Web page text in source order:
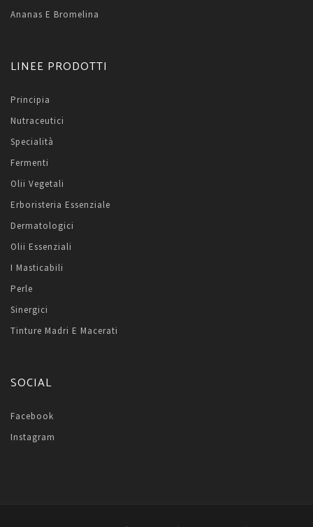
Ananas E Bromelina
LINEE PRODOTTI
Principia
Nutraceutici
Specialità
Fermenti
Olii Vegetali
Erboristeria Essenziale
Dermatologici
Olii Essenziali
I Masticabili
Perle
Sinergici
Tinture Madri E Macerati
SOCIAL
Facebook
Instagram